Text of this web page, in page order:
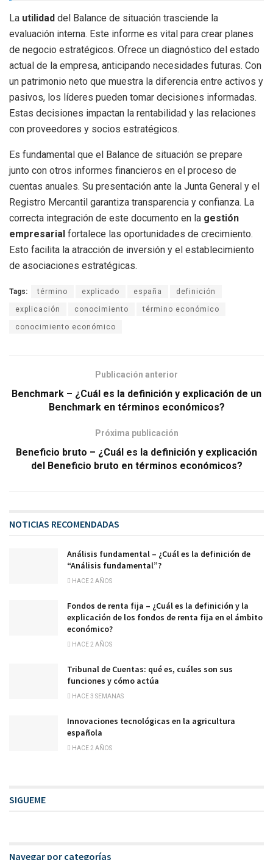
La utilidad del Balance de situación trasciende la
evaluación interna. Este informe es vital para crear planes
de negocio estratégicos. Ofrece un diagnóstico del estado
actual de la empresa, anticipando necesidades futuras. Con
un patrimonio neto que muestra la diferencia entre activos y
pasivos, los líderes pueden tomar decisiones informadas.
Estas decisiones impactan la rentabilidad y las relaciones
con proveedores y socios estratégicos.
Es fundamental que el Balance de situación se prepare
junto con otros informes financieros en el proceso de
cuentas anuales. Su presentación ante la Junta General y el
Registro Mercantil garantiza transparencia y confianza. La
correcta integración de este documento en la gestión
empresarial fortalece las oportunidades de crecimiento.
Esto facilita la atracción de inversión y el establecimiento
de asociaciones estratégicas.
Tags: término explicado españa definición
explicación conocimiento término económico
conocimiento económico
Publicación anterior
Benchmark – ¿Cuál es la definición y explicación de un
Benchmark en términos económicos?
Próxima publicación
Beneficio bruto – ¿Cuál es la definición y explicación
del Beneficio bruto en términos económicos?
NOTICIAS RECOMENDADAS
Análisis fundamental – ¿Cuál es la definición de
“Análisis fundamental”?
HACE 2 AÑOS
Fondos de renta fija – ¿Cuál es la definición y la
explicación de los fondos de renta fija en el ámbito
económico?
HACE 2 AÑOS
Tribunal de Cuentas: qué es, cuáles son sus
funciones y cómo actúa
HACE 3 SEMANAS
Innovaciones tecnológicas en la agricultura
española
HACE 2 AÑOS
SIGUEME
Navegar por categorías